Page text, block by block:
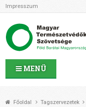
MENÜ
Impresszum
Az MTVSZ-ről
Programok
MTVSZ ügyek és események
Tagszervezetek
Támogatóink
Főoldal Tagszervezetek